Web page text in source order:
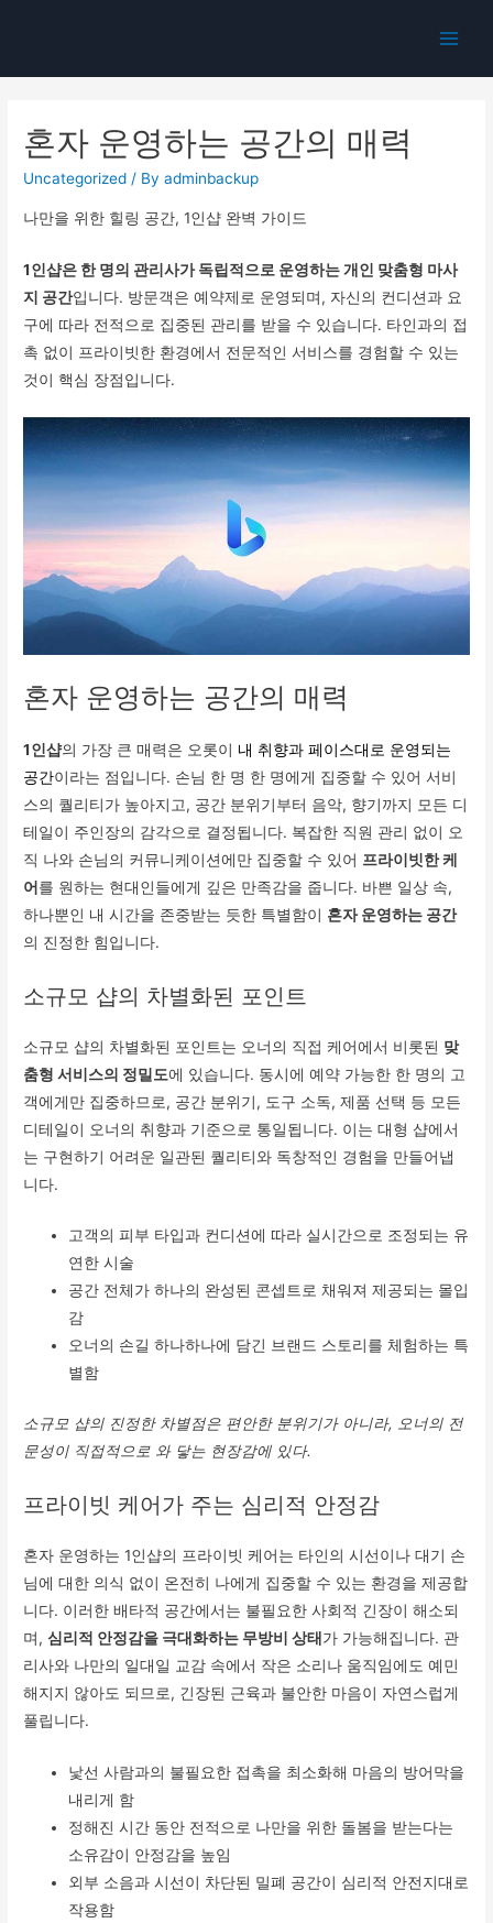
혼자 운영하는 공간의 매력
Uncategorized / Byadminbackup
나만을 위한 힐링 공간, 1인샵 완벽 가이드
1인샵은 한 명의 관리사가 독립적으로 운영하는 개인 맞춤형 마사
지 공간입니다. 방문객은 예약제로 운영되며, 자신의 컨디션과 요
구에 따라 전적으로 집중된 관리를 받을 수 있습니다. 타인과의 접
촉 없이 프라이빗한 환경에서 전문적인 서비스를 경험할 수 있는
것이 핵심 장점입니다.
혼자 운영하는 공간의 매력
1인샵의 가장 큰 매력은 오롯이 내 취향과 페이스대로 운영되는
공간이라는 점입니다. 손님 한 명 한 명에게 집중할 수 있어 서비
스의 퀄리티가 높아지고, 공간 분위기부터 음악, 향기까지 모든 디
테일이 주인장의 감각으로 결정됩니다. 복잡한 직원 관리 없이 오
직 나와 손님의 커뮤니케이션에만 집중할 수 있어 프라이빗한 케
어 를 원하는 현대인들에게 깊은 만족감을 줍니다. 바쁜 일상 속,
하나뿐인 내 시간을 존중받는 듯한 특별함이 혼자 운영하는 공간
의 진정한 힘입니다.
소규모 샵의 차별화된 포인트
소규모 샵의 차별화된 포인트는 오너의 직접 케어에서 비롯된 맞
춤형 서비스의 정밀도에 있습니다. 동시에 예약 가능한 한 명의 고
객에게만 집중하므로, 공간 분위기, 도구 소독, 제품 선택 등 모든
디테일이 오너의 취향과 기준으로 통일됩니다. 이는 대형 샵에서
는 구현하기 어려운 일관된 퀄리티와 독창적인 경험을 만들어냅
니다.
고객의 피부 타입과 컨디션에 따라 실시간으로 조정되는 유
연한 시술
공간 전체가 하나의 완성된 콘셉트로 채워져 제공되는 몰입
감
오너의 손길 하나하나에 담긴 브랜드 스토리를 체험하는 특
별함
소규모 샵의 진정한 차별점은 편안한 분위기가 아니라, 오너의 전
문성이 직접적으로 와 닿는 현장감에 있다.
프라이빗 케어가 주는 심리적 안정감
혼자 운영하는 1인샵의 프라이빗 케어는 타인의 시선이나 대기 손
님에 대한 의식 없이 온전히 나에게 집중할 수 있는 환경을 제공합
니다. 이러한 배타적 공간에서는 불필요한 사회적 긴장이 해소되
며,심리적 안정감을 극대화하는 무방비 상태 가 가능해집니다. 관
리사와 나만의 일대일 교감 속에서 작은 소리나 움직임에도 예민
해지지 않아도 되므로, 긴장된 근육과 불안한 마음이 자연스럽게
풀립니다.
낯선 사람과의 불필요한 접촉을 최소화해 마음의 방어막을
내리게 함
정해진 시간 동안 전적으로 나만을 위한 돌봄을 받는다는
소유감이 안정감을 높임
외부 소음과 시선이 차단된 밀폐 공간이 심리적 안전지대로
작용함